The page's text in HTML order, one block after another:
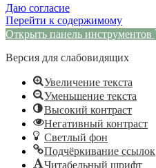
Даю согласие
Перейти к содержимому
Открыть панель инструментов
Версия для слабовидящих
Увеличение текста
Уменьшение текста
Высокий контраст
Негативный контраст
Светлый фон
Подчёркивание ссылок
Читабельный шрифт